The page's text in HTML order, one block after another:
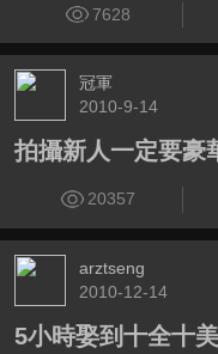
7628
冠軍
2010-9-14
拍攝新人一定要豪
20357
arztseng
2010-12-14
5小時娶到十全十